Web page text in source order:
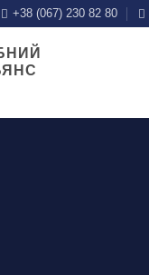
+38 (067) 230 82 80